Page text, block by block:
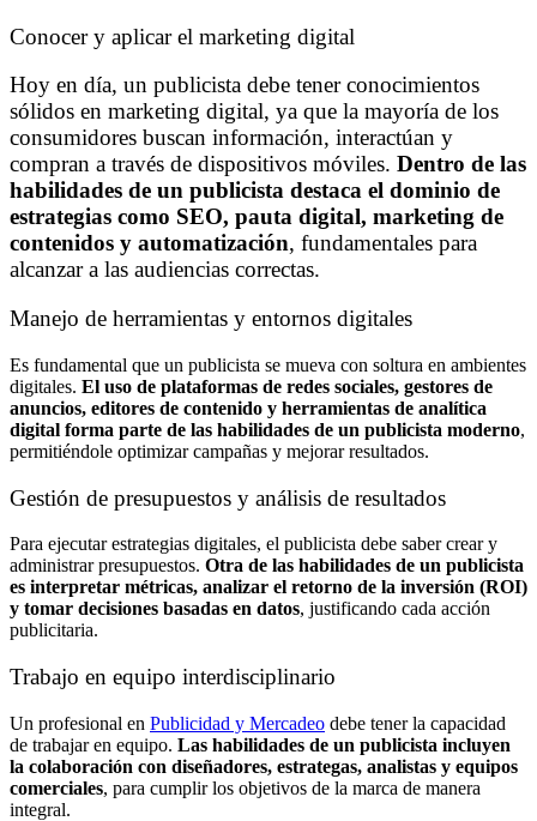
Conocer y aplicar el marketing digital
Hoy en día, un publicista debe tener conocimientos
sólidos en marketing digital, ya que la mayoría de los
consumidores buscan información, interactúan y
compran a través de dispositivos móviles. Dentro de las
habilidades de un publicista destaca el dominio de
estrategias como SEO, pauta digital, marketing de
contenidos y automatización, fundamentales para
alcanzar a las audiencias correctas.
Manejo de herramientas y entornos digitales
Es fundamental que un publicista se mueva con soltura en ambientes
digitales. El uso de plataformas de redes sociales, gestores de
anuncios, editores de contenido y herramientas de analítica
digital forma parte de las habilidades de un publicista moderno,
permitiéndole optimizar campañas y mejorar resultados.
Gestión de presupuestos y análisis de resultados
Para ejecutar estrategias digitales, el publicista debe saber crear y
administrar presupuestos. Otra de las habilidades de un publicista
es interpretar métricas, analizar el retorno de la inversión (ROI)
y tomar decisiones basadas en datos, justificando cada acción
publicitaria.
Trabajo en equipo interdisciplinario
Un profesional en Publicidad y Mercadeo debe tener la capacidad
de trabajar en equipo. Las habilidades de un publicista incluyen
la colaboración con diseñadores, estrategas, analistas y equipos
comerciales, para cumplir los objetivos de la marca de manera
integral.